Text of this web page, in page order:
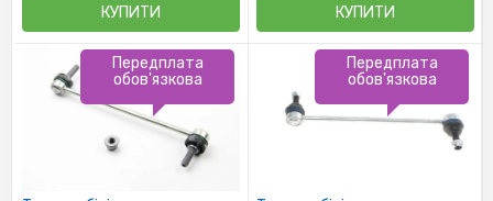
КУПИТИ КУПИТИ
Передплата
обов'язкова
Передплата
обов'язкова